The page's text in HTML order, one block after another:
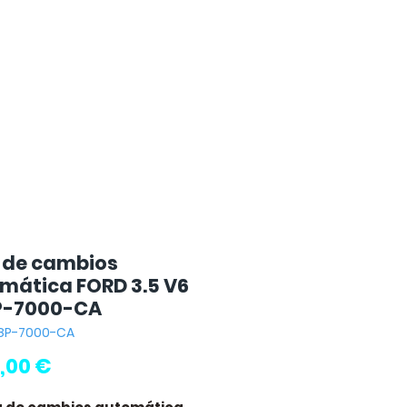
cambios
FORD 3.5 V6
7000-CA
7000-CA
€